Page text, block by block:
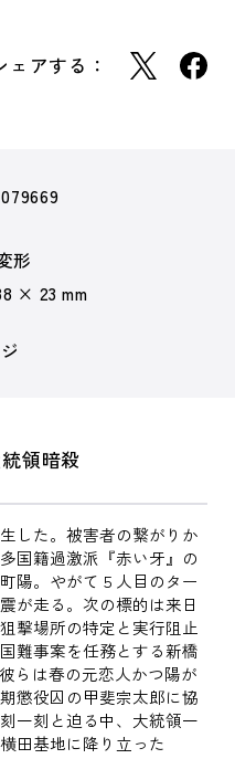
ェアする：
形
× 23 mm
領暗殺
した。被害者の繋がりか
国籍過激派『赤い牙』の
陽。やがて５人目のター
が走る。次の標的は来日
撃場所の特定と実行阻止
難事案を任務とする新橋
らは春の元恋人かつ陽が
懲役囚の甲斐宗太郎に協
一刻と迫る中、大統領一
田基地に降り立った